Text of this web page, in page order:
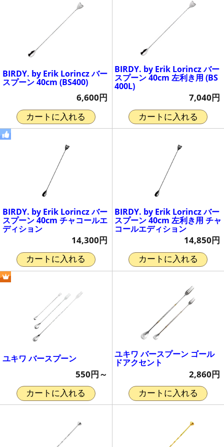
BIRDY. by Erik Lorincz バー
スプーン 40cm (BS400)
6,600円
カートに入れる
BIRDY. by Erik Lorincz バー
スプーン 40cm 左利き用 (BS
400L)
7,040円
カートに入れる
BIRDY. by Erik Lorincz バー
スプーン 40cm チャコールエ
ディション
14,300円
カートに入れる
BIRDY. by Erik Lorincz バー
スプーン 40cm 左利き用 チャ
コールエディション
14,850円
カートに入れる
ユキワ バースプーン
550円～
カートに入れる
ユキワ バースプーン ゴール
ドアクセント
2,860円
カートに入れる